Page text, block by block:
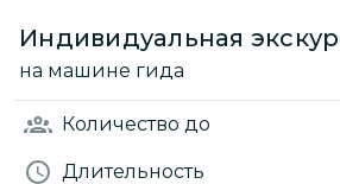
Индивидуальная
на машине гида
Количество до
Длительность